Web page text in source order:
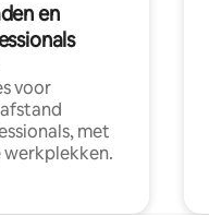
en
voor
met
werkplekken.